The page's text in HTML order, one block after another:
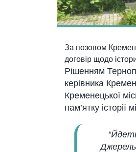
За позовом
договір щодо
Рішенням
керівника
Кременецької
пам’ятку історії